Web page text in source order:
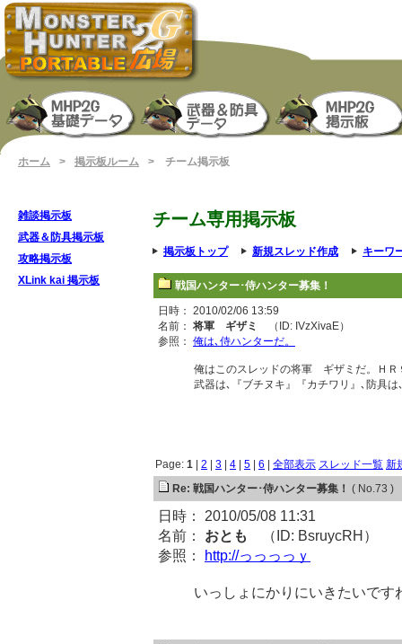
ホーム > 掲示板ルーム > チーム掲示板
雑談掲示板
武器＆防具掲示板
攻略掲示板
XLink kai 掲示板
チーム専用掲示板
掲示板トップ 新規スレッド作成 キーワ
戦国ハンター･侍ハンター募集！
日時： 2010/02/06 13:59
名前： 将軍 ギザミ
（ID: IVzXivaE）
参照： 俺は､侍ハンターだ。
俺はこのスレッドの将軍 ギザミだ。ＨＲ
武器は､『ブチヌキ』『カチワリ』､防具
Page: 1 2 3 4 5 6 全部表示 スレッド一覧 新
Re: 戦国ハンター･侍ハンター募集！ ( No.73 )
日時： 2010/05/08 11:31
名前： おとも
（ID: BsruycRH）
参照： http://っっっっｙ
いっしょにかりにいきたいです